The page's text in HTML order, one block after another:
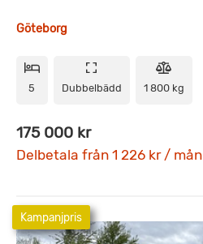
Göteborg
5 Dubbelbädd 1 800 kg
175 000 kr
Delbetala från 1 226 kr / mån
Kampanjpris